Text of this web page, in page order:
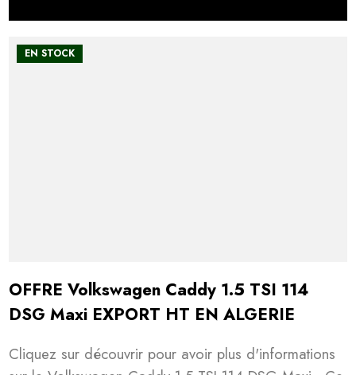
EN STOCK
OFFRE Volkswagen Caddy 1.5 TSI 114
DSG Maxi EXPORT HT EN ALGERIE
Cliquez sur découvrir pour avoir plus d'informations